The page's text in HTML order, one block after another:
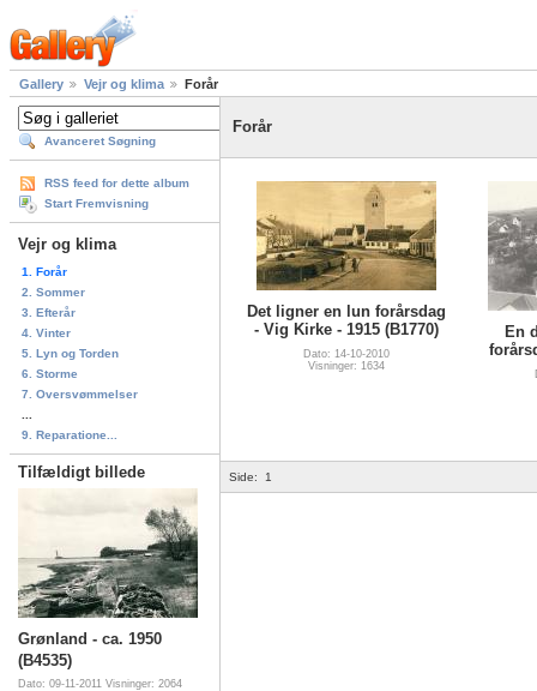
Gallery Vejr og klima Forår
Avanceret Søgning
RSS feed for dette album
Start Fremvisning
Vejr og klima
1. Forår
2. Sommer
3. Efterår
4. Vinter
5. Lyn og Torden
6. Storme
7. Oversvømmelser
9. Reparatione...
Tilfældigt billede
Grønland - ca. 1950
(B4535)
Dato: 09-11-2011 Visninger: 2064
Forår
Det ligner en lun forårsdag
- Vig Kirke - 1915 (B1770)
Dato: 14-10-2010
Visninger: 1634
En
Side: 1